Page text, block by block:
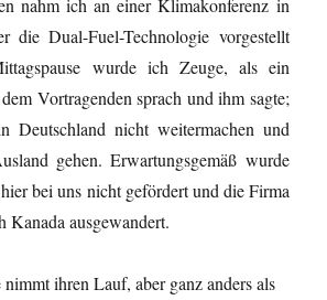
nahm ich an einer Klimakonferenz in
die Dual-Fuel-Technologie vorgestellt
wurde ich Zeuge, als ein
Vortragenden sprach und ihm sagte;
Deutschland nicht weitermachen und
gehen. Erwartungsgemäß wurde
bei uns nicht gefördert und die Firma
Kanada ausgewandert.
ihren Lauf, aber ganz anders als